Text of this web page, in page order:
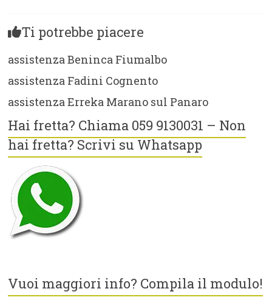
Ti potrebbe piacere
assistenza Beninca Fiumalbo
assistenza Fadini Cognento
assistenza Erreka Marano sul Panaro
Hai fretta? Chiama 059 9130031 – Non
hai fretta? Scrivi su Whatsapp
Vuoi maggiori info? Compila il modulo!